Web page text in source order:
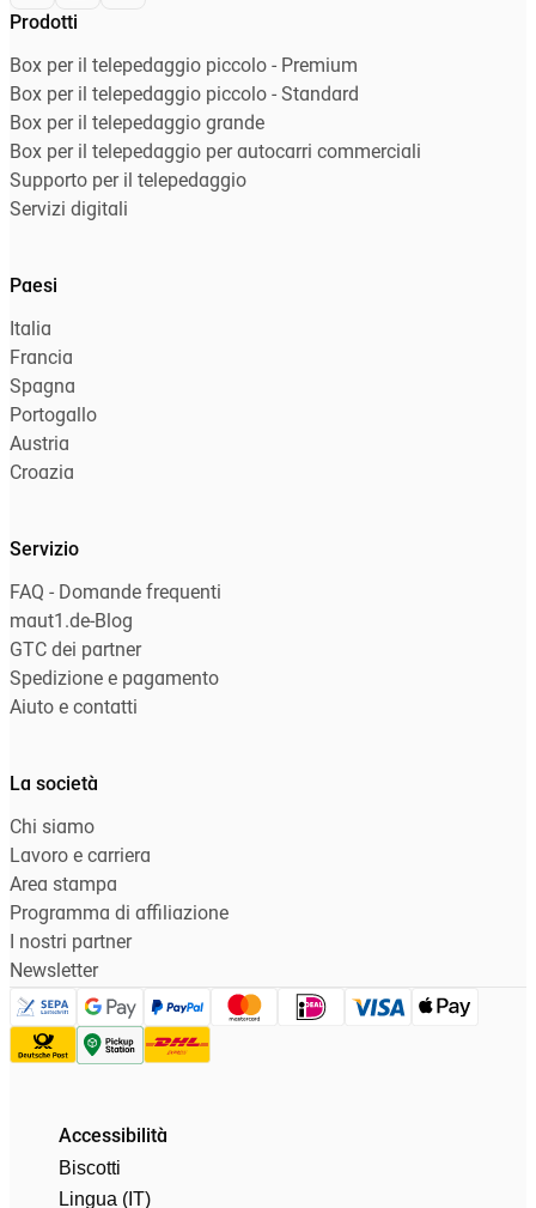
Prodotti
Box per il telepedaggio piccolo - Premium
Box per il telepedaggio piccolo - Standard
Box per il telepedaggio grande
Box per il telepedaggio per autocarri commerciali
Supporto per il telepedaggio
Servizi digitali
Paesi
Italia
Francia
Spagna
Portogallo
Austria
Croazia
Servizio
FAQ - Domande frequenti
maut1.de-Blog
GTC dei partner
Spedizione e pagamento
Aiuto e contatti
La società
Chi siamo
Lavoro e carriera
Area stampa
Programma di affiliazione
I nostri partner
Newsletter
Accessibilità
Biscotti
Lingua (IT)